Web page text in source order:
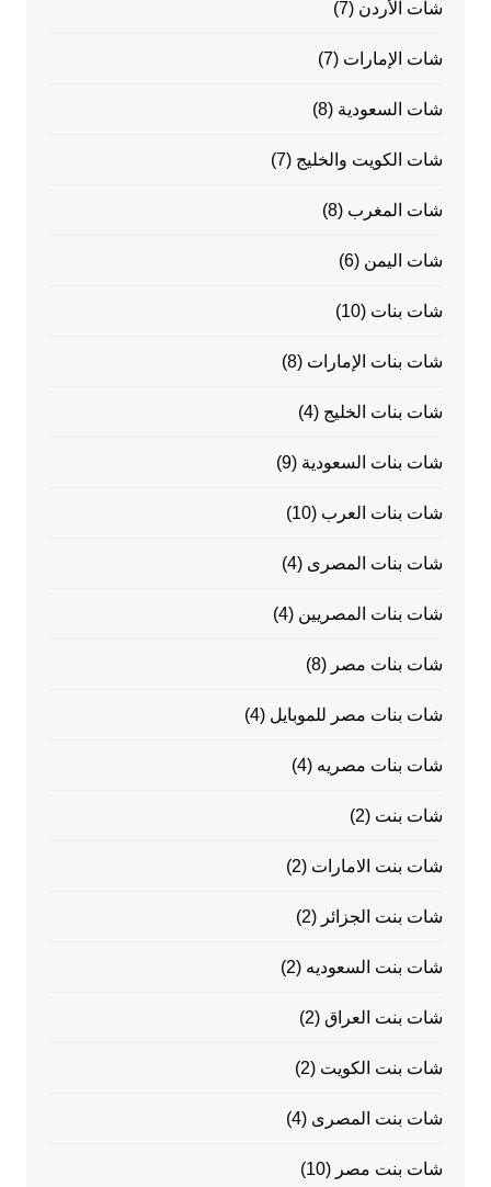
شات الأردن (7)
شات الإمارات (7)
شات السعودية (8)
شات الكويت والخليج (7)
شات المغرب (8)
شات اليمن (6)
شات بنات (10)
شات بنات الإمارات (8)
شات بنات الخليج (4)
شات بنات السعودية (9)
شات بنات العرب (10)
شات بنات المصرى (4)
شات بنات المصريين (4)
شات بنات مصر (8)
شات بنات مصر للموبايل (4)
شات بنات مصريه (4)
شات بنت (2)
شات بنت الامارات (2)
شات بنت الجزائر (2)
شات بنت السعوديه (2)
شات بنت العراق (2)
شات بنت الكويت (2)
شات بنت المصرى (4)
شات بنت مصر (10)